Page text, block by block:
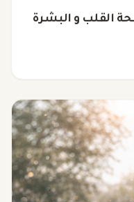
القلب و البشرة